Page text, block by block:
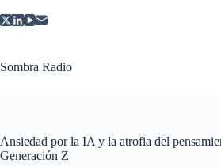
al
Sombra Radio
Ansiedad por la IA y la atrofia del
Generación Z